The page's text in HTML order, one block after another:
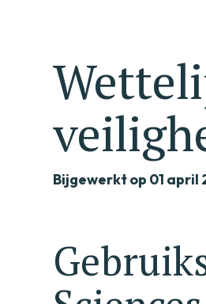
Bijgewerkt op 01 april